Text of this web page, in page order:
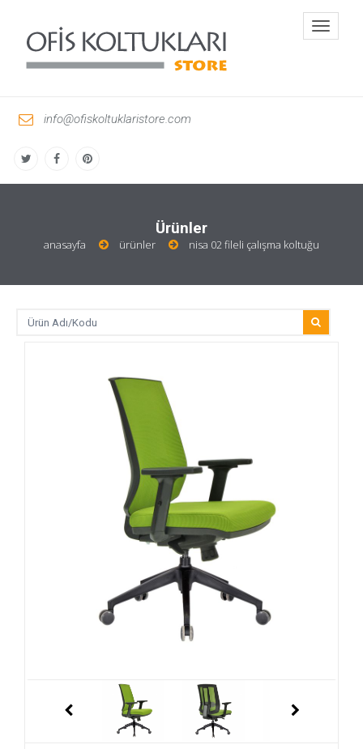
info@ofiskoltuklaristore.com
Toggle
Ürünler
anasayfa ürünler nisa 02 fileli çalışma koltuğu